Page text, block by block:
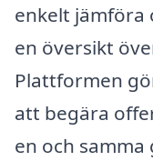
enkelt jämföra
en översikt
Plattformen
att begära
en och